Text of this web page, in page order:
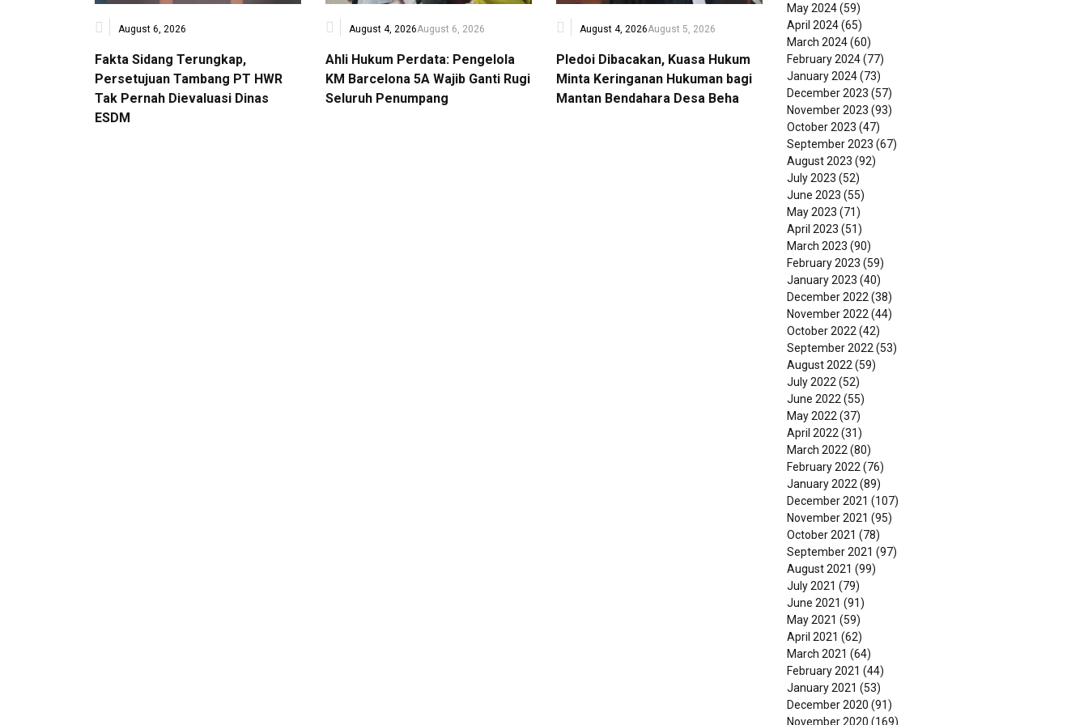
August 6, 2026
Fakta Sidang Terungkap,
Persetujuan Tambang PT HWR
Tak Pernah Dievaluasi Dinas
ESDM
August 4, 2026August 6, 2026
Ahli Hukum Perdata: Pengelola
KM Barcelona 5A Wajib Ganti Rugi
Seluruh Penumpang
August 4, 2026August 5, 2026
Pledoi Dibacakan, Kuasa Hukum
Minta Keringanan Hukuman bagi
Mantan Bendahara Desa Beha
May 2024(59)
April 2024(65)
March 2024(60)
February 2024(77)
January 2024(73)
December 2023 (57)
November 2023 (93)
October 2023 (47)
September 2023 (67)
August 2023 (92)
July 2023 (52)
June 2023 (55)
May 2023 (71)
April 2023 (51)
March 2023 (90)
February 2023 (59)
January 2023 (40)
December 2022(38)
November 2022(44)
October 2022(42)
September 2022(53)
August 2022(59)
July 2022(52)
June 2022(55)
May 2022(37)
April 2022(31)
March 2022(80)
February 2022(76)
January 2022(89)
December 2021 (107)
November 2021 (95)
October 2021 (78)
September 2021 (97)
August 2021 (99)
July 2021 (79)
June 2021 (91)
May 2021 (59)
April 2021 (62)
March 2021 (64)
February 2021 (44)
January 2021 (53)
December 2020 (91)
November 2020 (169)